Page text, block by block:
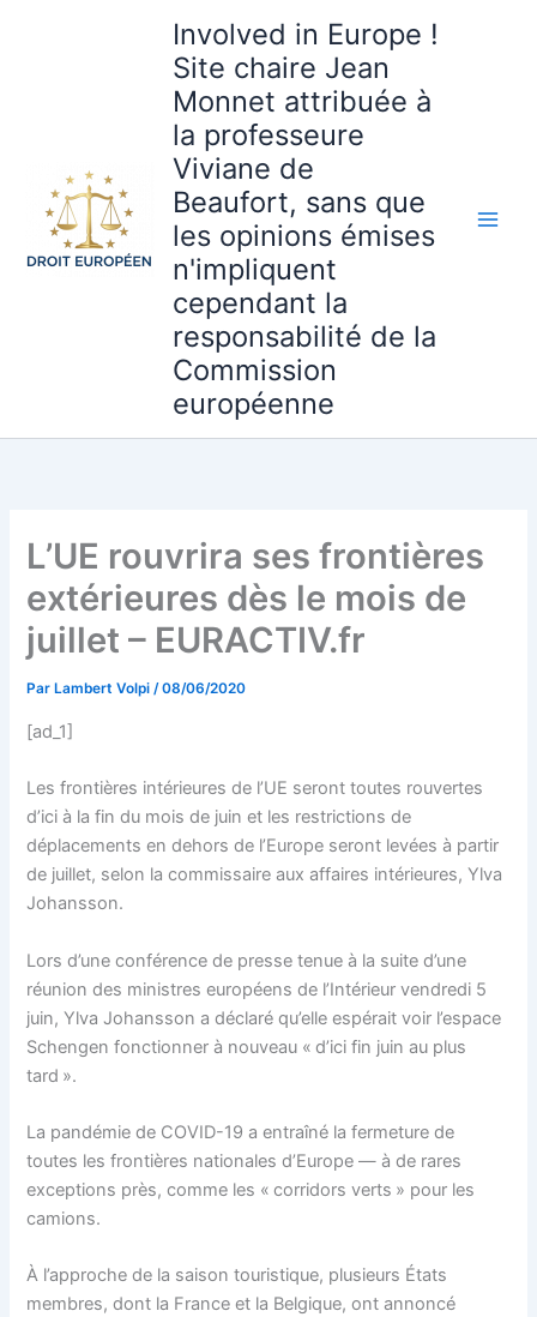
Involved in Europe !
Site chaire Jean
Monnet attribuée à
la professeure
Viviane de
Beaufort, sans que
les opinions émises
n'impliquent
cependant la
responsabilité de la
Commission
européenne
L’UE rouvrira ses frontières
extérieures dès le mois de
juillet – EURACTIV.fr
Par Lambert Volpi/08/06/2020
[ad_1]
Les frontières intérieures de l’UE seront toutes rouvertes
d’ici à la fin du mois de juin et les restrictions de
déplacements en dehors de l’Europe seront levées à partir
de juillet, selon la commissaire aux affaires intérieures, Ylva
Johansson.
Lors d’une conférence de presse tenue à la suite d’une
réunion des ministres européens de l’Intérieur vendredi 5
juin, Ylva Johansson a déclaré qu’elle espérait voir l’espace
Schengen fonctionner à nouveau « d’ici fin juin au plus
tard ».
La pandémie de COVID-19 a entraîné la fermeture de
toutes les frontières nationales d’Europe — à de rares
exceptions près, comme les « corridors verts » pour les
camions.
À l’approche de la saison touristique, plusieurs États
membres, dont la France et la Belgique, ont annoncé